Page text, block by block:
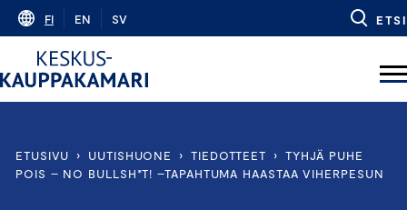
Skip
content
FI EN SV ETSI
ETUSIVU › UUTISHUONE › TIEDOTTEET › TYHJÄ PUHE
POIS – NO BULLSH*T! –TAPAHTUMA HAASTAA VIHERPESUN